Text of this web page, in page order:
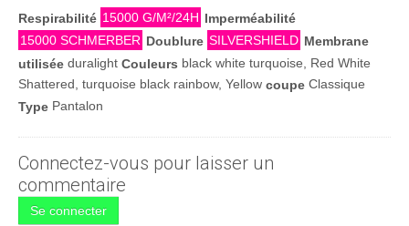
Respirabilité 15000 G/M²/24H Imperméabilité
15000 SCHMERBER Doublure SILVERSHIELD Membrane
utilisée duralight Couleurs black white turquoise, Red White
Shattered, turquoise black rainbow, Yellow coupe Classique
Type Pantalon
Connectez-vous pour laisser un
commentaire
Se connecter